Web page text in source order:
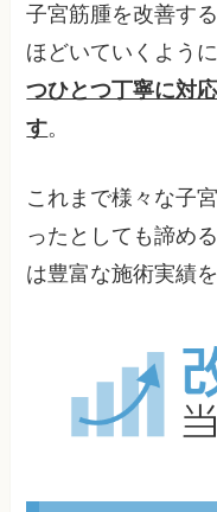
子宮筋腫を改善す
ほどいていくよう
つひとつ丁寧に対
す。
これまで様々な子
ったとしても諦め
は豊富な施術実績